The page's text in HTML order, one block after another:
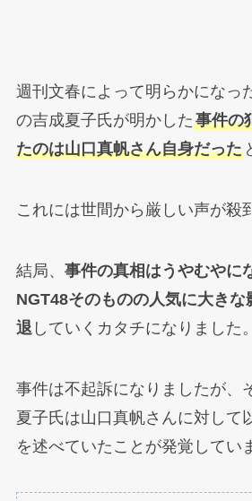
週刊文春によって明らかになっ
の吉成夏子氏が明かした事件の
たのは山口真帆さん自身だった
これには世間から厳しい声が殺
結局、 事件の真相はうやむやに
NGT48そのものの人気に大きな
退 していくカタチになりました。
事件は不起訴になりましたが、
夏子氏は山口真帆さんに対して
を述べていたことが発覚してい